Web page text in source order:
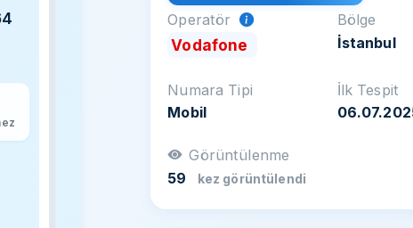
Operatör
Vodafone
Bölge
İstanbul
Numara Tipi
Mobil
İlk Tespit
Görüntülenme
59
kez görüntülendi